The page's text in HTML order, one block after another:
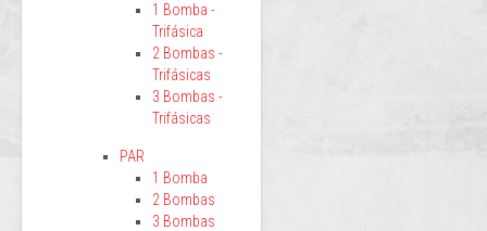
1 Bomba -
Trifásica
2 Bombas -
Trifásicas
3 Bombas -
Trifásicas
PAR
1 Bomba
2 Bombas
3 Bombas